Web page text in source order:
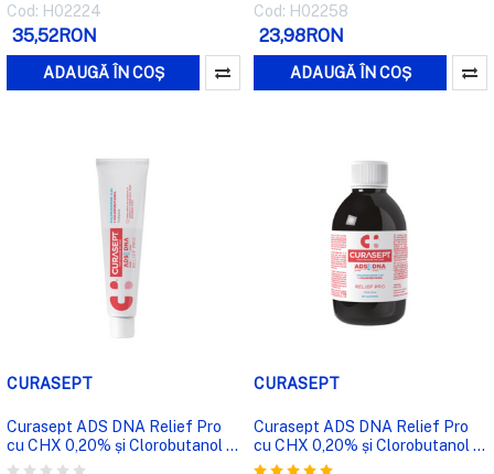
Cod: H02224
35,52RON
ADAUGĂ ÎN COȘ
Cod: H02258
23,98RON
ADAUGĂ ÎN COȘ
CURASEPT
Curasept ADS DNA Relief Pro
cu CHX 0,20% și Clorobutanol -
Pastă de dinți
CURASEPT
Curasept ADS DNA Relief Pro
cu CHX 0,20% și Clorobutanol -
Apă de gură